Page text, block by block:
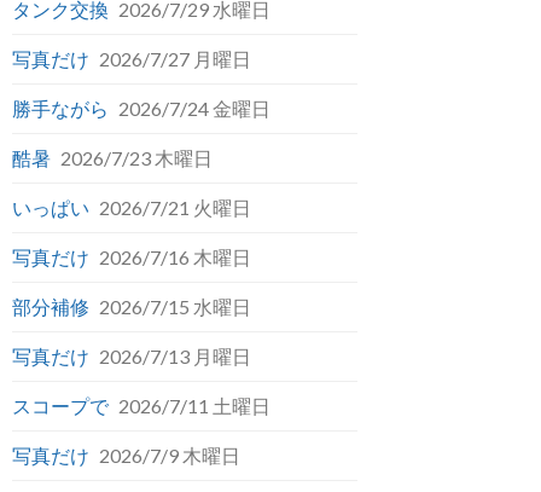
タンク交換 2026/7/29 水曜日
写真だけ 2026/7/27 月曜日
勝手ながら 2026/7/24 金曜日
酷暑 2026/7/23 木曜日
いっぱい 2026/7/21 火曜日
写真だけ 2026/7/16 木曜日
部分補修 2026/7/15 水曜日
写真だけ 2026/7/13 月曜日
スコープで 2026/7/11 土曜日
写真だけ 2026/7/9 木曜日